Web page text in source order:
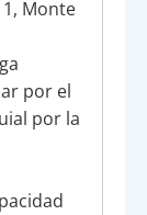
Monte
por el
por la